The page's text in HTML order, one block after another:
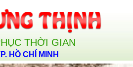
THỜI GIAN
HỒ CHÍ MINH